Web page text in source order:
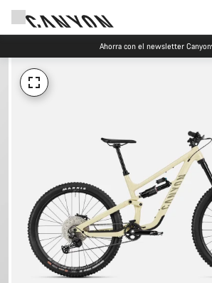
Ahorra con el newsletter Canyon